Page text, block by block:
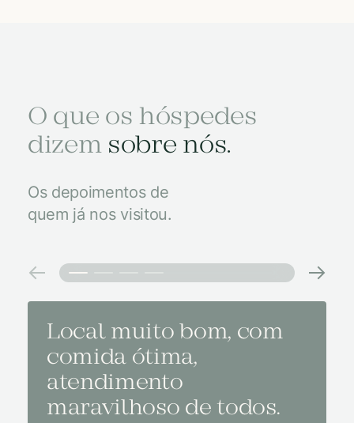
O que os hóspedes
dizem sobre nós.
Os depoimentos de
quem já nos visitou.
Local muito bom, com
comida ótima,
atendimento
maravilhoso de todos.